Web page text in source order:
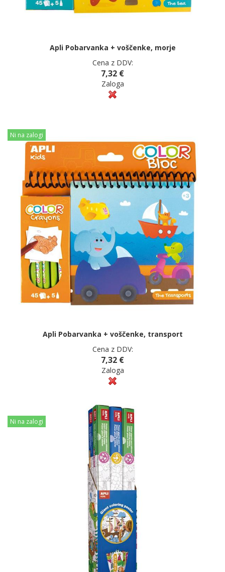
Apli Pobarvanka + voščenke, morje
Cena z DDV:
7,32 €
Zaloga
Ni na zalogi
Apli Pobarvanka + voščenke, transport
Cena z DDV:
7,32 €
Zaloga
Ni na zalogi